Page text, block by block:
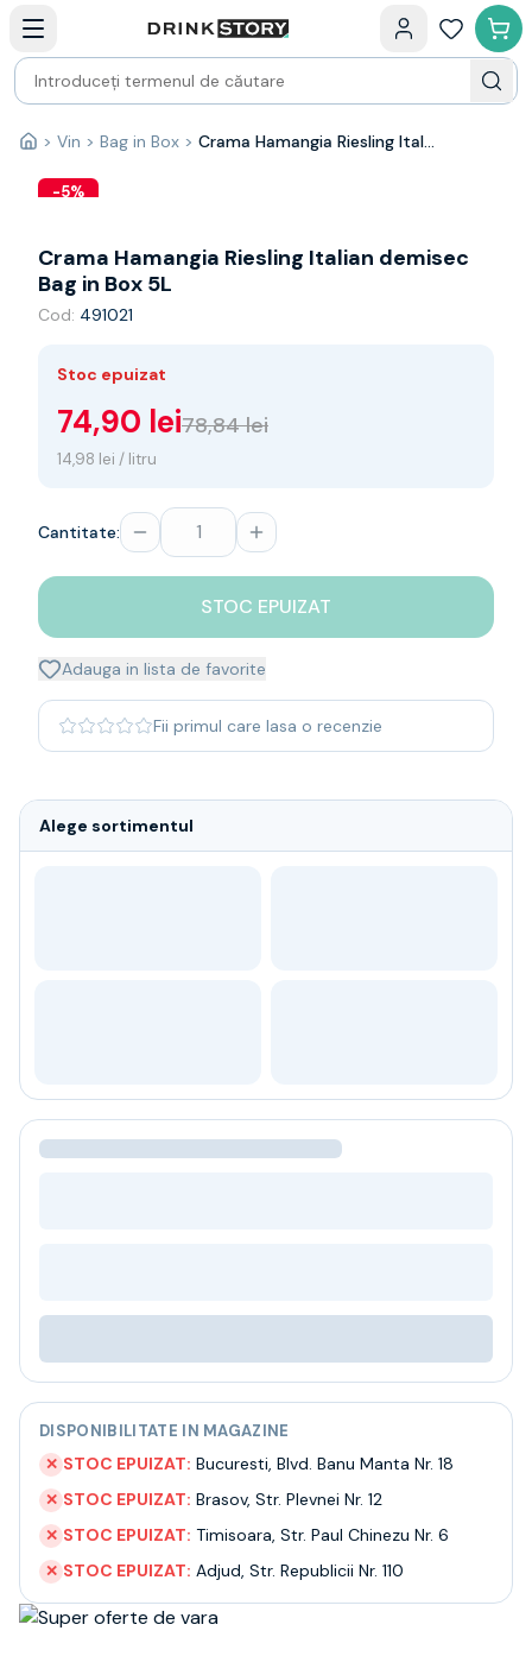
Bauturi fine — selectie
Produse Noi
Cosuri cadou
Pachete & Cadouri
Vin
Tamaioasa
Franta
Spania
Africa de Sud
Germania
Noua Zeelanda
Spumante
Sampanie
Single malt
Japanese
Bourbon
Blanded Japanese
Canadian
Rom
Vodka
Ceai
Bacanie
BLACK FRIDAY
Contact
Livrare
Termeni si conditii
Politica de confidentialitate
Intrebari frecvente
Acasă
> Vin > Bag in Box > Crama Hamangia Riesling Italian demisec Bag in Box 5L
-5%
Crama Hamangia Riesling Italian demisec
Bag in Box 5L
Cod: 491021
Stoc epuizat
74,90 lei78,84 lei
14,98 lei / litru
Cantitate:
STOC EPUIZAT
Adauga in lista de favorite
Fii primul care lasa o recenzie
Alege sortimentul
DISPONIBILITATE IN MAGAZINE
✕ STOC EPUIZAT: Bucuresti, Blvd. Banu Manta Nr. 18
✕ STOC EPUIZAT: Brasov, Str. Plevnei Nr. 12
✕ STOC EPUIZAT: Timisoara, Str. Paul Chinezu Nr. 6
✕ STOC EPUIZAT: Adjud, Str. Republicii Nr. 110